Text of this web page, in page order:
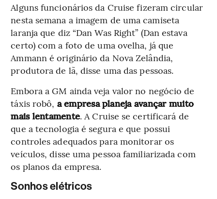
Alguns funcionários da Cruise fizeram circular
nesta semana a imagem de uma camiseta
laranja que diz “Dan Was Right” (Dan estava
certo) com a foto de uma ovelha, já que
Ammann é originário da Nova Zelândia,
produtora de lã, disse uma das pessoas.
Embora a GM ainda veja valor no negócio de
táxis robô, a empresa planeja avançar muito
mais lentamente. A Cruise se certificará de
que a tecnologia é segura e que possui
controles adequados para monitorar os
veículos, disse uma pessoa familiarizada com
os planos da empresa.
Sonhos elétricos